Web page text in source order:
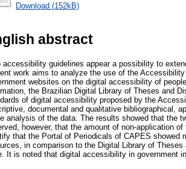
Download (152kB)
abstract
accessibility guidelines appear a possibility to
work aims to analyze the use of the
websites on the digital accessibility of
the Brazilian Digital Library of Theses and
of digital accessibility proposed by the
documental and qualitative bibliographical,
analysis of the data. The results showed that the
however, that the amount of non-application
that the Portal of Periodicals of CAPES showed
in comparison to the Digital Library of
It is noted that digital accessibility in government